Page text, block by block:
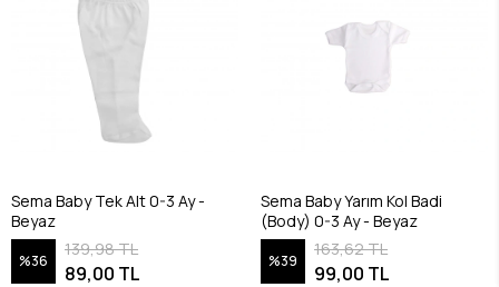
Sema Baby Tek Alt 0-3 Ay -
Beyaz
%36
139,98 TL
89,00 TL
Sema Baby Yarım Kol Badi
(Body) 0-3 Ay - Beyaz
%39
163,62 TL
99,00 TL